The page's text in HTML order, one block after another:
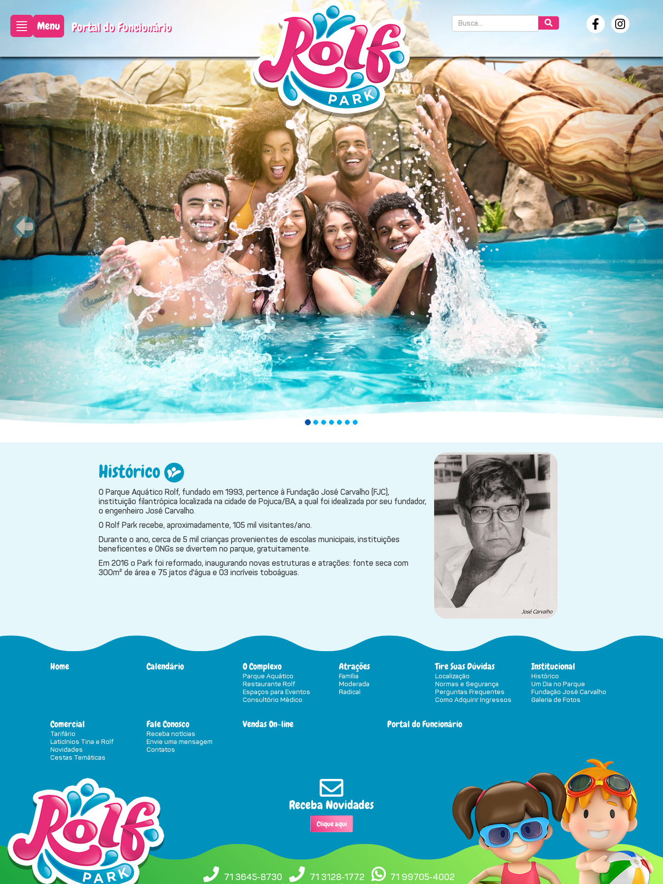
Menu Portal do Funcionário
Anterior
Histórico
O Parque Aquático Rolf, fundado em 1993, pertence à Fundação José Carvalho (FJC),
instituição filantrópica localizada na cidade de Pojuca/BA, a qual foi idealizada por seu fundador,
o engenheiro José Carvalho.
O Rolf Park recebe, aproximadamente, 105 mil visitantes/ano.
Durante o ano, cerca de 5 mil crianças provenientes de escolas municipais, instituições
beneficentes e ONGs se divertem no parque, gratuitamente.
Em 2016 o Park foi reformado, inaugurando novas estruturas e atrações: fonte seca com
300m² de área e 75 jatos d'água e 03 incríveis toboáguas.
Home Calendário O Complexo
Parque Aquático
Restaurante Rolf
Espaços para Eventos
Consultório Médico
Atrações
Família
Moderada
Radical
Tire Suas Dúvidas
Localização
Normas e Segurança
Perguntas Frequentes
Como Adquirir Ingressos
Institucional
Histórico
Um Dia no Parque
Fundação José Carvalho
Galeria de Fotos
Comercial
Tarifário
Laticínios Tina e Rolf
Novidades
Cestas Temáticas
Fale Conosco
Receba notícias
Envie uma mensagem
Contatos
Vendas On-line Portal do Funcionário
Receba Novidades
Clique aqui
71 3645-8730 71 3128-1772 71 99705-4002